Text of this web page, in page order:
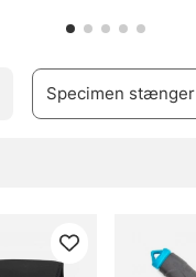
Specimen stænger